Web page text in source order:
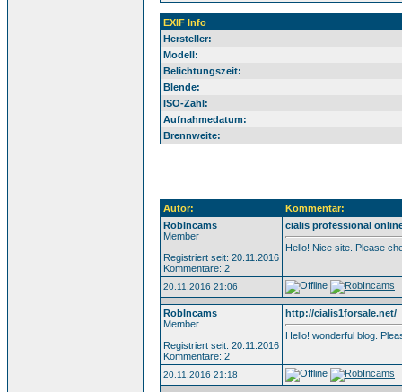
EXIF Info
Hersteller:
Modell:
Belichtungszeit:
Blende:
ISO-Zahl:
Aufnahmedatum:
Brennweite:
Autor:
Kommentar:
RobIncams
Member
Registriert seit: 20.11.2016
Kommentare: 2
cialis professional
Hello! Nice site. Please
20.11.2016 21:06
RobIncams
Member
Registriert seit: 20.11.2016
Kommentare: 2
http://cialis1forsale.net/
Hello! wonderful blog.
20.11.2016 21:18